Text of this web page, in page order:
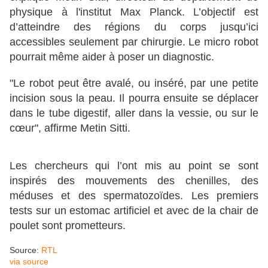
physique à l'institut Max Planck. L’objectif est
d’atteindre des régions du corps jusqu’ici
accessibles seulement par chirurgie. Le micro robot
pourrait même aider à poser un diagnostic.
"Le robot peut être avalé, ou inséré, par une petite
incision sous la peau. Il pourra ensuite se déplacer
dans le tube digestif, aller dans la vessie, ou sur le
cœur", affirme Metin Sitti.
Les chercheurs qui l’ont mis au point se sont
inspirés des mouvements des chenilles, des
méduses et des spermatozoïdes. Les premiers
tests sur un estomac artificiel et avec de la chair de
poulet sont prometteurs.
Source: RTL
via source